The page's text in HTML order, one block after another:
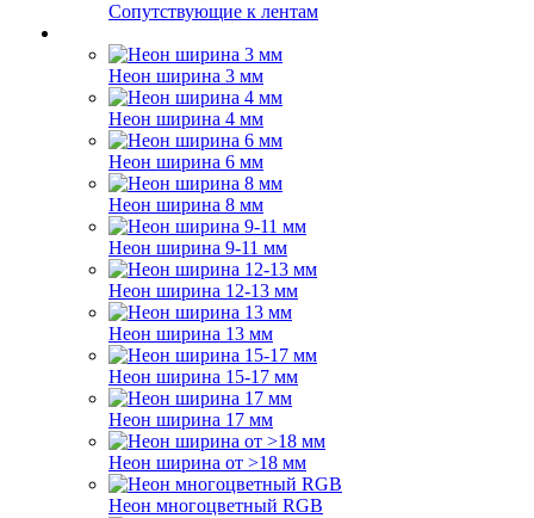
Сопутствующие к лентам
Неон ширина 3 мм
Неон ширина 4 мм
Неон ширина 6 мм
Неон ширина 8 мм
Неон ширина 9-11 мм
Неон ширина 12-13 мм
Неон ширина 13 мм
Неон ширина 15-17 мм
Неон ширина 17 мм
Неон ширина от >18 мм
Неон многоцветный RGB